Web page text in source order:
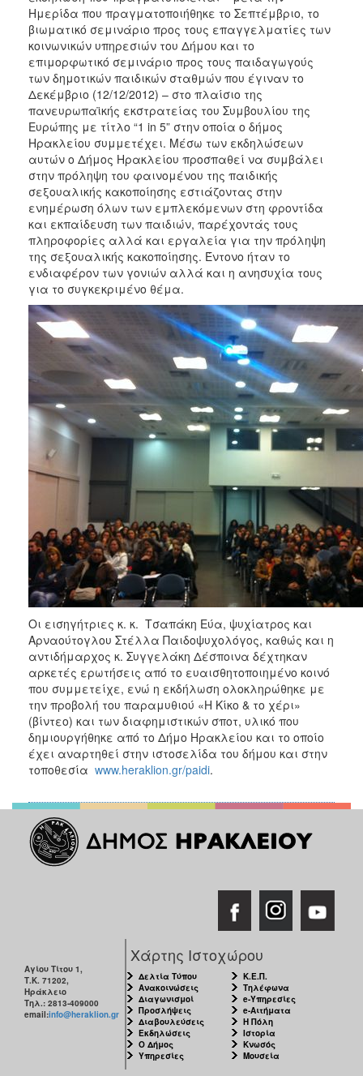
Ημερίδα που πραγματοποιήθηκε το Σεπτέμβριο, το
βιωματικό σεμινάριο προς τους επαγγελματίες των
κοινωνικών υπηρεσιών του Δήμου και το
επιμορφωτικό σεμινάριο προς τους παιδαγωγούς
των δημοτικών παιδικών σταθμών που έγιναν το
Δεκέμβριο (12/12/2012) – στο πλαίσιο της
πανευρωπαϊκής εκστρατείας του Συμβουλίου της
Ευρώπης με τίτλο “1 in 5” στην οποία ο δήμος
Ηρακλείου συμμετέχει. Μέσω των εκδηλώσεων
αυτών ο Δήμος Ηρακλείου προσπαθεί να συμβάλει
στην πρόληψη του φαινομένου της παιδικής
σεξουαλικής κακοποίησης εστιάζοντας στην
ενημέρωση όλων των εμπλεκόμενων στη φροντίδα
και εκπαίδευση των παιδιών, παρέχοντάς τους
πληροφορίες αλλά και εργαλεία για την πρόληψη
της σεξουαλικής κακοποίησης. Έντονο ήταν το
ενδιαφέρον των γονιών αλλά και η ανησυχία τους
για το συγκεκριμένο θέμα.
Οι εισηγήτριες κ. κ. Τσαπάκη Εύα, ψυχίατρος και
Αρναούτογλου Στέλλα Παιδοψυχολόγος, καθώς και η
αντιδήμαρχος κ. Συγγελάκη Δέσποινα δέχτηκαν
αρκετές ερωτήσεις από το ευαισθητοποιημένο κοινό
που συμμετείχε, ενώ η εκδήλωση ολοκληρώθηκε με
την προβολή του παραμυθιού «Η Κίκο & το χέρι»
(βίντεο) και των διαφημιστικών σποτ, υλικό που
δημιουργήθηκε από το Δήμο Ηρακλείου και το οποίο
έχει αναρτηθεί στην ιστοσελίδα του δήμου και στην
τοποθεσία www.heraklion.gr/paidi.
Αγίου Τίτου 1,
Τ.Κ. 71202,
Ηράκλειο
Τηλ.: 2813-409000
email:info@heraklion.gr
Χάρτης Ιστοχώρου
Δελτία Τύπου
Ανακοινώσεις
Διαγωνισμοί
Προσλήψεις
Διαβουλεύσεις
Εκδηλώσεις
Ο Δήμος
Υπηρεσίες
Κ.Ε.Π.
Τηλέφωνα
e-Υπηρεσίες
e-Αιτήματα
Η Πόλη
Ιστορία
Κνωσός
Μουσεία